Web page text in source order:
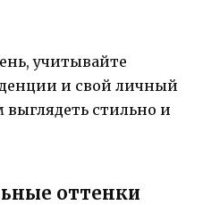
учитывайте
и свой личный
выглядеть стильно и
оттенки